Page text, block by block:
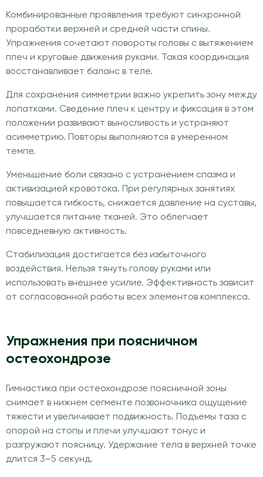
Комбинированные проявления требуют синхронной
проработки верхней и средней части спины.
Упражнения сочетают повороты головы с вытяжением
плеч и круговые движения руками. Такая координация
восстанавливает баланс в теле.
Для сохранения симметрии важно укрепить зону между
лопатками. Сведение плеч к центру и фиксация в этом
положении развивают выносливость и устраняют
асимметрию. Повторы выполняются в умеренном
темпе.
Уменьшение боли связано с устранением спазма и
активизацией кровотока. При регулярных занятиях
повышается гибкость, снижается давление на суставы,
улучшается питание тканей. Это облегчает
повседневную активность.
Стабилизация достигается без избыточного
воздействия. Нельзя тянуть голову руками или
использовать внешнее усилие. Эффективность зависит
от согласованной работы всех элементов комплекса.
Упражнения при поясничном
остеохондрозе
Гимнастика при остеохондрозе поясничной зоны
снимает в нижнем сегменте позвоночника ощущение
тяжести и увеличивает подвижность. Подъемы таза с
опорой на стопы и плечи улучшают тонус и
разгружают поясницу. Удержание тела в верхней точке
длится 3–5 секунд.